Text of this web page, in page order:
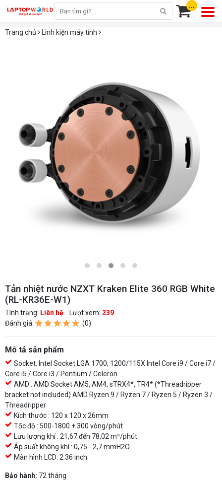
...
Trang chủ Linh kiện máy tính
Tản nhiệt nước NZXT Kraken Elite 360 RGB White
(RL-KR36E-W1)
Tình trạng: Liên hệ Lượt xem: 239
Đánh giá:
(0)
Mô tả sản phẩm
Socket: Intel Socket LGA 1700, 1200/115X Intel Core i9 / Core i7 /
Core i5 / Core i3 / Pentium / Celeron
AMD : AMD Socket AM5, AM4, sTRX4*, TR4* (*Threadripper
bracket not included) AMD Ryzen 9 / Ryzen 7 / Ryzen 5 / Ryzen 3 /
Threadripper
Kích thước : 120 x 120 x 26mm
Tốc độ : 500-1800 + 300 vòng/phút
Lưu lượng khí : 21,67 đến 78,02 m³/phút
Áp suất không khí : 0,75 - 2,7 mmH2O
Màn hình LCD: 2.36 inch
Bảo hành: 72 tháng